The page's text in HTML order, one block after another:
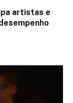
artistas e